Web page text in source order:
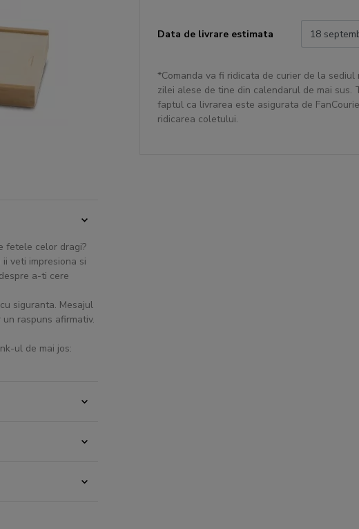
fetele celor dragi?
veti impresiona si
a-ti cere
siguranta. Mesajul
raspuns afirmativ.
ul de mai jos:
Data de livrare estimata
*Comanda va fi ridicata de curier de la
zilei alese de tine din calendarul de mai sus.
faptul ca livrarea este asigurata de
ridicarea coletului.